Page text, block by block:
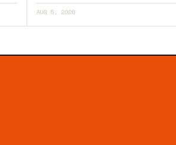
AUG 5, 2026